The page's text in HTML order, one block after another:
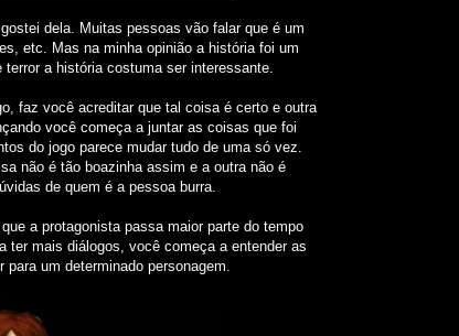
dela. Muitas pessoas vão falar que é um
etc. Mas na minha opinião a história foi um
a história costuma ser interessante.
faz você acreditar que tal coisa é certo e outra
você começa a juntar as coisas que foi
do jogo parece mudar tudo de uma só vez.
não é tão boazinha assim e a outra não é
de quem é a pessoa burra.
a protagonista passa maior parte do tempo
ter mais diálogos, você começa a entender as
um determinado personagem.